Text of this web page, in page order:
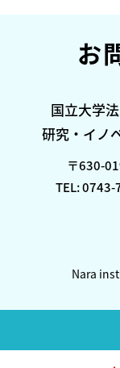
お
国立大学
研究・イノ
〒630-
TEL:
Nara